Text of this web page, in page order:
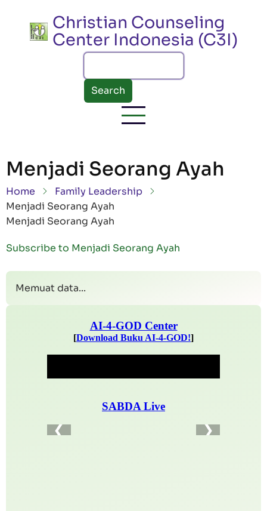
Christian Counseling
Center Indonesia (C3I)
Search
Menjadi Seorang Ayah
Breadcrumb
Home
Family Leadership
Menjadi Seorang Ayah
Menjadi Seorang Ayah
Subscribe to Menjadi Seorang Ayah
Memuat data...